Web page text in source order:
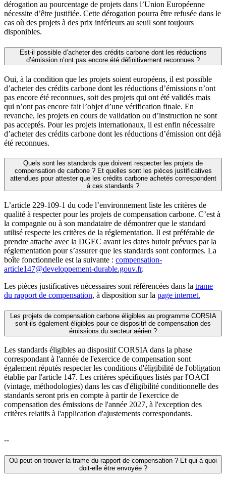
dérogation au pourcentage de projets dans l’Union Européenne
nécessite d’être justifiée. Cette dérogation pourra être refusée dans le
cas où des projets à des prix inférieurs au seuil sont toujours
disponibles.
Est-il possible d’acheter des crédits carbone dont les réductions
d’émission n’ont pas encore été définitivement reconnues ?
Oui, à la condition que les projets soient européens, il est possible
d’acheter des crédits carbone dont les réductions d’émissions n’ont
pas encore été reconnues, soit des projets qui ont été validés mais
qui n’ont pas encore fait l’objet d’une vérification finale. En
revanche, les projets en cours de validation ou d’instruction ne sont
pas acceptés. Pour les projets internationaux, il est enfin nécessaire
d’acheter des crédits carbone dont les réductions d’émission ont déjà
été reconnues.
Quels sont les standards que doivent respecter les projets de
compensation de carbone ? Et quelles sont les pièces justificatives
attendues pour attester que les crédits carbone achetés correspondent
à ces standards ?
L’article 229-109-1 du code l’environnement liste les critères de
qualité à respecter pour les projets de compensation carbone. C’est à
la compagnie ou à son mandataire de démontrer que le standard
utilisé respecte les critères de la réglementation. Il est préférable de
prendre attache avec la DGEC avant les dates butoir prévues par la
réglementation pour s’assurer que les standards sont conformes. La
boîte fonctionnelle est la suivante : compensation-
article147@developpement-durable.gouv.fr.
Les pièces justificatives nécessaires sont référencées dans la trame
du rapport de compensation, à disposition sur la page internet.
Les projets de compensation carbone éligibles au programme CORSIA
sont-ils également éligibles pour ce dispositif de compensation des
émissions du secteur aérien ?
Les standards éligibles au dispositif CORSIA dans la phase
correspondant à l'année de l'exercice de compensation sont
également réputés respecter les conditions d'éligibilité de l'obligation
établie par l'article 147. Les critères spécifiques listés par l'OACI
(vintage, méthodologies) dans les cas d'éligibilité conditionnelle des
standards seront pris en compte à partir de l'exercice de
compensation des émissions de l'année 2027, à l'exception des
critères relatifs à l'application d'ajustements correspondants.
--
Où peut-on trouver la trame du rapport de compensation ? Et qui à quoi
doit-elle être envoyée ?